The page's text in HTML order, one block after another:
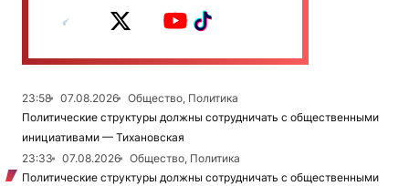
23:58 07.08.2026
Общество, Политика
Политические структуры должны сотрудничать с общественными
инициативами — Тихановская
23:33
07.08.2026
Общество, Политика
Политические структуры должны сотрудничать с общественными